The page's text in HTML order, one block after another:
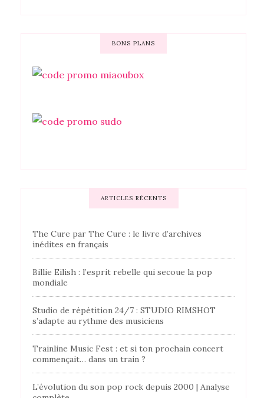
BONS PLANS
ARTICLES RÉCENTS
The Cure par The Cure : le livre d’archives
inédites en français
Billie Eilish : l’esprit rebelle qui secoue la pop
mondiale
Studio de répétition 24/7 : STUDIO RIMSHOT
s’adapte au rythme des musiciens
Trainline Music Fest : et si ton prochain concert
commençait… dans un train ?
L’évolution du son pop rock depuis 2000 | Analyse